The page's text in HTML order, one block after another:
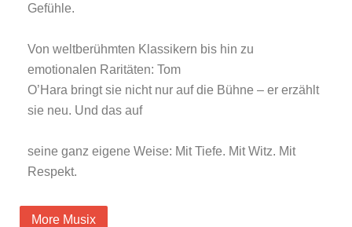
Gefühle.
Von weltberühmten Klassikern bis hin zu
emotionalen Raritäten: Tom
O’Hara bringt sie nicht nur auf die Bühne – er erzählt
sie neu. Und das auf
seine ganz eigene Weise: Mit Tiefe. Mit Witz. Mit
Respekt.
More Musix